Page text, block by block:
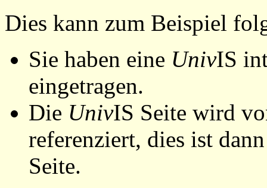
Dies kann zum Beispiel
Sie haben eine UnivIS
eingetragen.
Die UnivIS Seite wird
referenziert, dies ist
Seite.